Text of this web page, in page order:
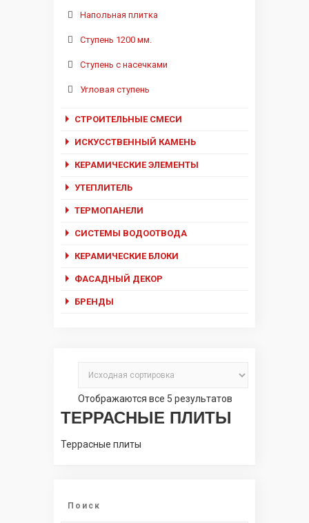
Напольная плитка
Ступень 1200 мм.
Ступень с насечками
Угловая ступень
СТРОИТЕЛЬНЫЕ СМЕСИ
ИСКУССТВЕННЫЙ КАМЕНЬ
КЕРАМИЧЕСКИЕ ЭЛЕМЕНТЫ
УТЕПЛИТЕЛЬ
ТЕРМОПАНЕЛИ
СИСТЕМЫ ВОДООТВОДА
КЕРАМИЧЕСКИЕ БЛОКИ
ФАСАДНЫЙ ДЕКОР
БРЕНДЫ
Отображаются все 5 результатов
ТЕРРАСНЫЕ ПЛИТЫ
Террасные плиты
Поиск